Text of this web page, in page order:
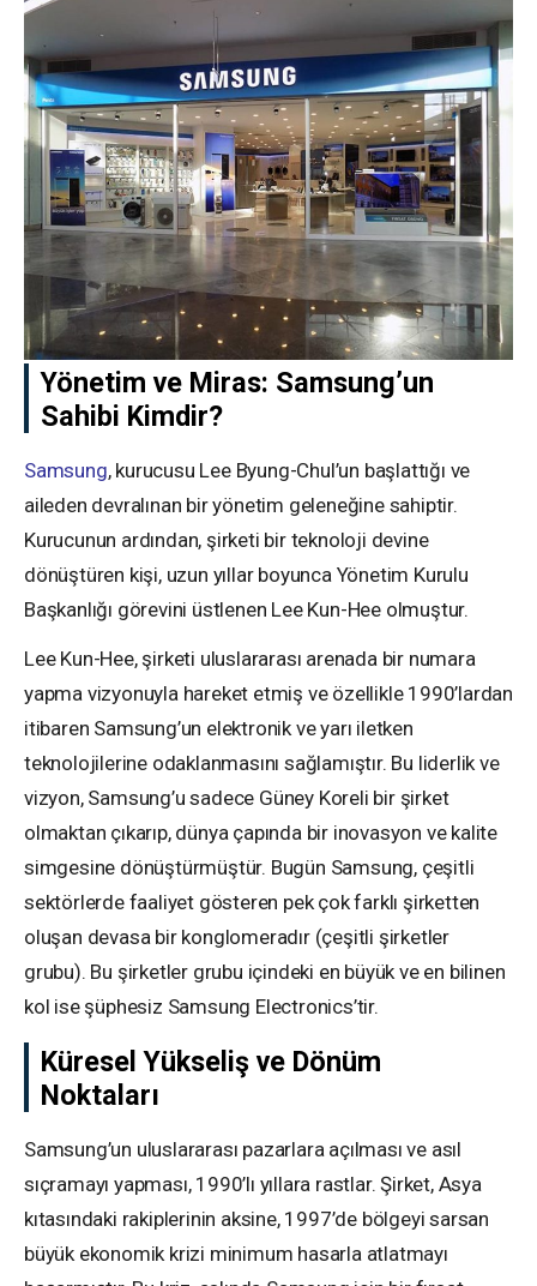
Yönetim ve Miras: Samsung’un
Sahibi Kimdir?
Samsung, kurucusu Lee Byung-Chul’un başlattığı ve
aileden devralınan bir yönetim geleneğine sahiptir.
Kurucunun ardından, şirketi bir teknoloji devine
dönüştüren kişi, uzun yıllar boyunca Yönetim Kurulu
Başkanlığı görevini üstlenen Lee Kun-Hee olmuştur.
Lee Kun-Hee, şirketi uluslararası arenada bir numara
yapma vizyonuyla hareket etmiş ve özellikle 1990’lardan
itibaren Samsung’un elektronik ve yarı iletken
teknolojilerine odaklanmasını sağlamıştır. Bu liderlik ve
vizyon, Samsung’u sadece Güney Koreli bir şirket
olmaktan çıkarıp, dünya çapında bir inovasyon ve kalite
simgesine dönüştürmüştür. Bugün Samsung, çeşitli
sektörlerde faaliyet gösteren pek çok farklı şirketten
oluşan devasa bir konglomeradır (çeşitli şirketler
grubu). Bu şirketler grubu içindeki en büyük ve en bilinen
kol ise şüphesiz Samsung Electronics’tir.
Küresel Yükseliş ve Dönüm
Noktaları
Samsung’un uluslararası pazarlara açılması ve asıl
sıçramayı yapması, 1990’lı yıllara rastlar. Şirket, Asya
kıtasındaki rakiplerinin aksine, 1997’de bölgeyi sarsan
büyük ekonomik krizi minimum hasarla atlatmayı